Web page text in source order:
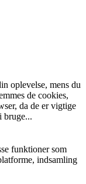
oplevelse, mens du
de cookies,
da de er vigtige
bruge...
funktioner som
indsamling